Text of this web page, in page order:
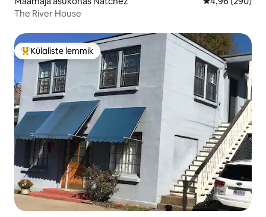
The River House
Külaliste suur lemmik
Külaliste lemmik